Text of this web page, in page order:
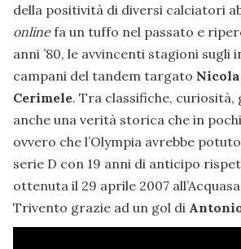
della positività di diversi calciatori
onlinefa un tuffo nel passato e
anni ’80, le avvincenti stagioni sugli
campani del tandem targato
Cerimele. Tra classifiche, curiosità,
anche una verità storica che in
ovvero che l’Olympia avrebbe
serie D con 19 anni di anticipo
ottenuta il 29 aprile 2007
Trivento grazie ad un gol di